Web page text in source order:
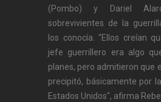
(Pombo) y Dariel
sobrevivientes de la
los conocía. “Ellos creían
jefe guerrillero era algo
planes, pero admitieron que
precipitó, básicamente por
Estados Unidos", afirma